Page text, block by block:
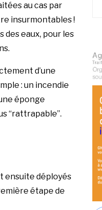
au cas par
insurmontables !
eaux, pour les
d’une
: un incendie
éponge
“rattrapable”.
ensuite déployés
étape de